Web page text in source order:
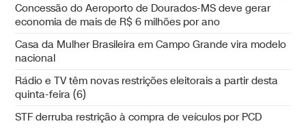
Concessão do Aeroporto de Dourados-MS deve gerar
economia de mais de R$ 6 milhões por ano
Casa da Mulher Brasileira em Campo Grande vira modelo
nacional
Rádio e TV têm novas restrições eleitorais a partir desta
quinta-feira (6)
STF derruba restrição à compra de veículos por PCD